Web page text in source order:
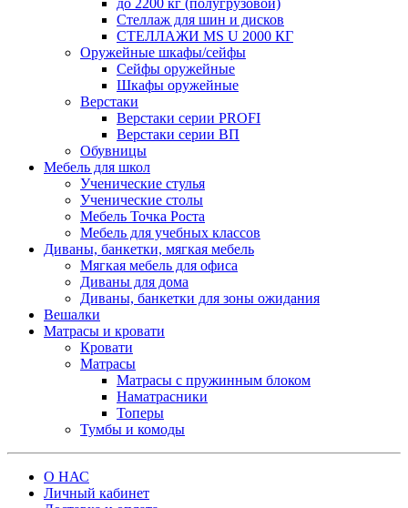
Стеллаж для шин и дисков
СТЕЛЛАЖИ MS U 2000 КГ
Оружейные шкафы/сейфы
Сейфы оружейные
Шкафы оружейные
Верстаки
Верстаки серии PROFI
Верстаки серии ВП
Обувницы
Мебель для школ
Ученические стулья
Ученические столы
Мебель Точка Роста
Мебель для учебных классов
Диваны, банкетки, мягкая мебель
Мягкая мебель для офиса
Диваны для дома
Диваны, банкетки для зоны ожидания
Вешалки
Матрасы и кровати
Кровати
Матрасы
Матрасы с пружинным блоком
Наматрасники
Топеры
Тумбы и комоды
О НАС
Личный кабинет